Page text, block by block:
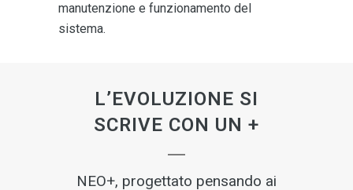
manutenzione e funzionamento del
sistema.
L’EVOLUZIONE SI
SCRIVE CON UN +
NEO+, progettato pensando ai